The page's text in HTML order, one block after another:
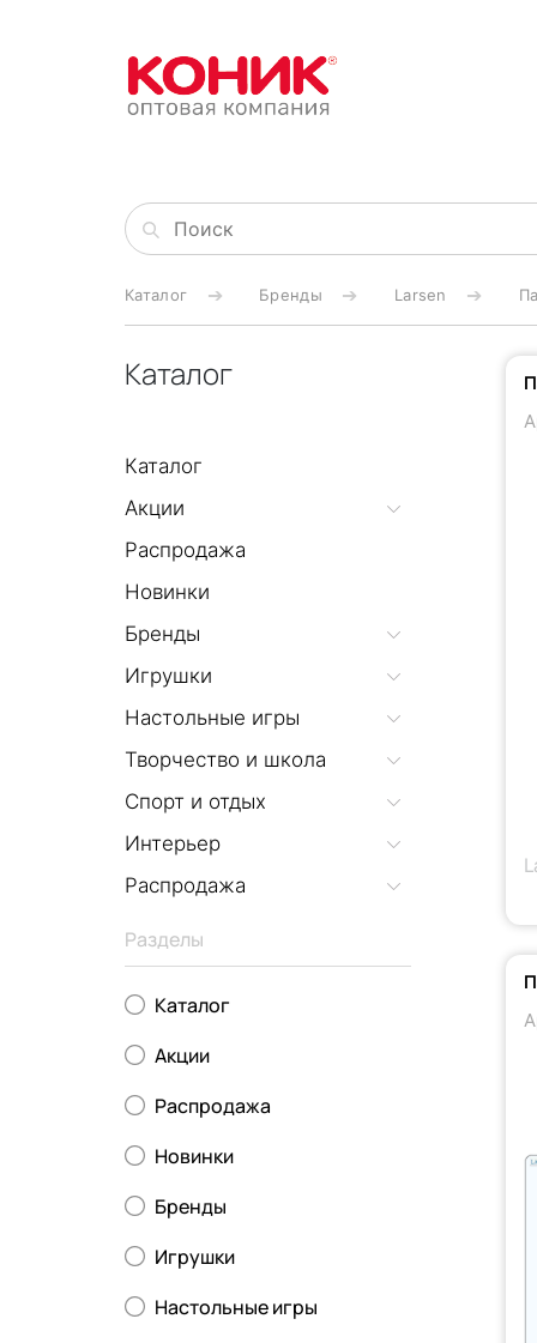
Каталог Бренды Larsen
Каталог
Каталог
Акции
Распродажа
Новинки
Бренды
Игрушки
Настольные игры
Творчество и школа
Спорт и отдых
Интерьер
Распродажа
Разделы
Каталог
Акции
Распродажа
Новинки
Бренды
Игрушки
Настольные игры